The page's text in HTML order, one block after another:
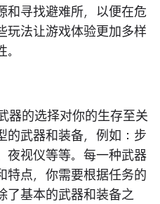
和寻找避难所，以便在危
玩法让游戏体验更加多样
器的选择对你的生存至关
的武器和装备，例如：步
夜视仪等等。每一种武器
特点，你需要根据任务的
了基本的武器和装备之